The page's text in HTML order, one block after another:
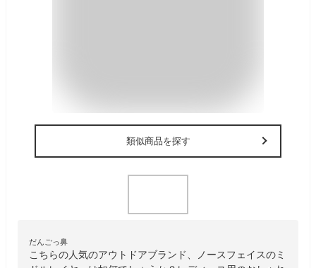
類似商品を探す
だんごっ鼻
こちらの人気のアウトドアブランド、ノースフェイスのミ